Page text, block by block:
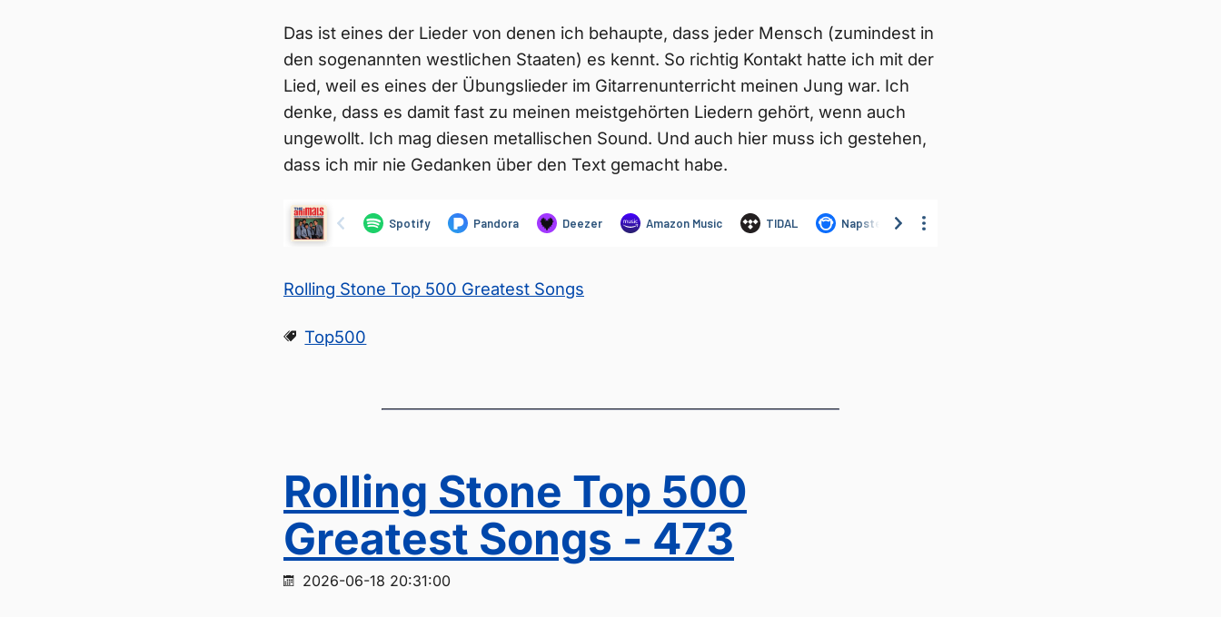
Das ist eines der Lieder von denen ich behaupte, dass jeder Mensch (zumindest in
den sogenannten westlichen Staaten) es kennt. So richtig Kontakt hatte ich mit der
Lied, weil es eines der Übungslieder im Gitarrenunterricht meinen Jung war. Ich
denke, dass es damit fast zu meinen meistgehörten Liedern gehört, wenn auch
ungewollt. Ich mag diesen metallischen Sound. Und auch hier muss ich gestehen,
dass ich mir nie Gedanken über den Text gemacht habe.
Rolling Stone Top 500 Greatest Songs
Top500
Rolling Stone Top 500
Greatest Songs - 473
2026-06-18 20:31:00